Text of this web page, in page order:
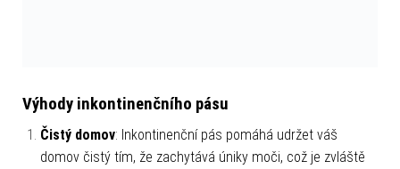
Výhody inkontinenčního pásu
Čistý domov: Inkontinenční pás pomáhá udržet váš
domov čistý tím, že zachytává úniky moči, což je zvláště